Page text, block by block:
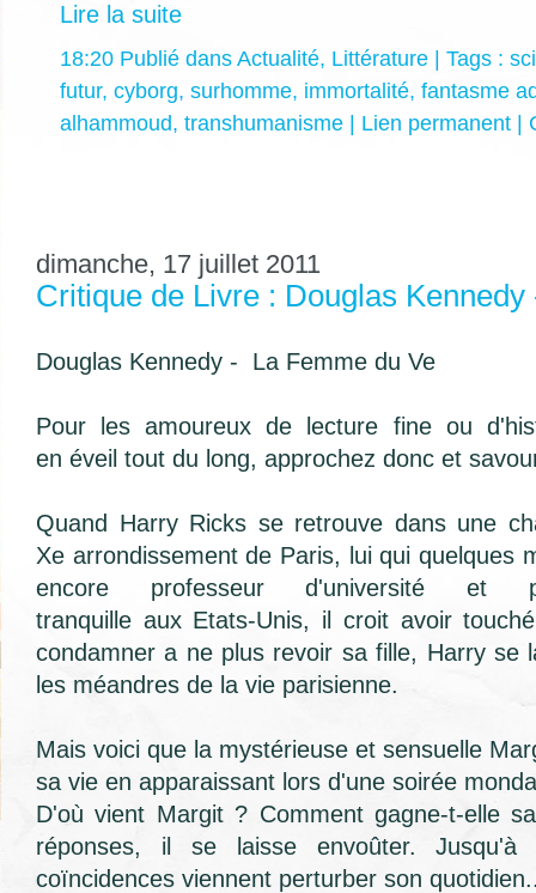
Lire la suite
18:20 Publié dans Actualité, Littérature | Tags :
futur, cyborg, surhomme, immortalité, fantasme
alhammoud, transhumanisme Lien permanent
dimanche, 17 juillet 2011
Critique de Livre : Douglas
Douglas Kennedy - La Femme du Ve
Pour les amoureux de lecture fine ou
en éveil tout du long, approchez donc et
Quand Harry Ricks se retrouve dans une
Xe arrondissement de Paris, lui qui quelques
encore professeur d'université et
tranquille aux Etats-Unis, il croit avoir
condamner a ne plus revoir sa fille, Harry se
les méandres de la vie parisienne.
Mais voici que la mystérieuse et sensuelle
sa vie en apparaissant lors d'une soirée
D'où vient Margit ? Comment gagne-t-elle
réponses, il se laisse envoûter. Jusqu'à
coïncidences viennent perturber son